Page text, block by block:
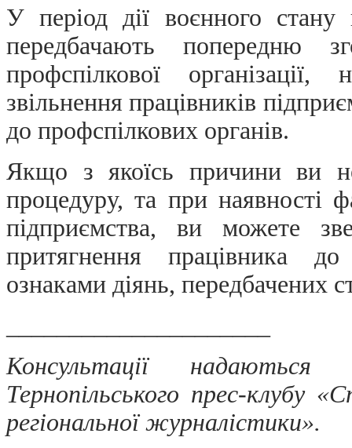
У період дії воєнного
передбачають попередню
профспілкової
звільнення працівників
до профспілкових органів.
Якщо з якоїсь причини ви
процедуру, та при наявності
підприємства, ви можете
притягнення працівника до
ознаками діянь, передбачених
Консультації
Тернопільського прес-клубу
регіональної журналістики».